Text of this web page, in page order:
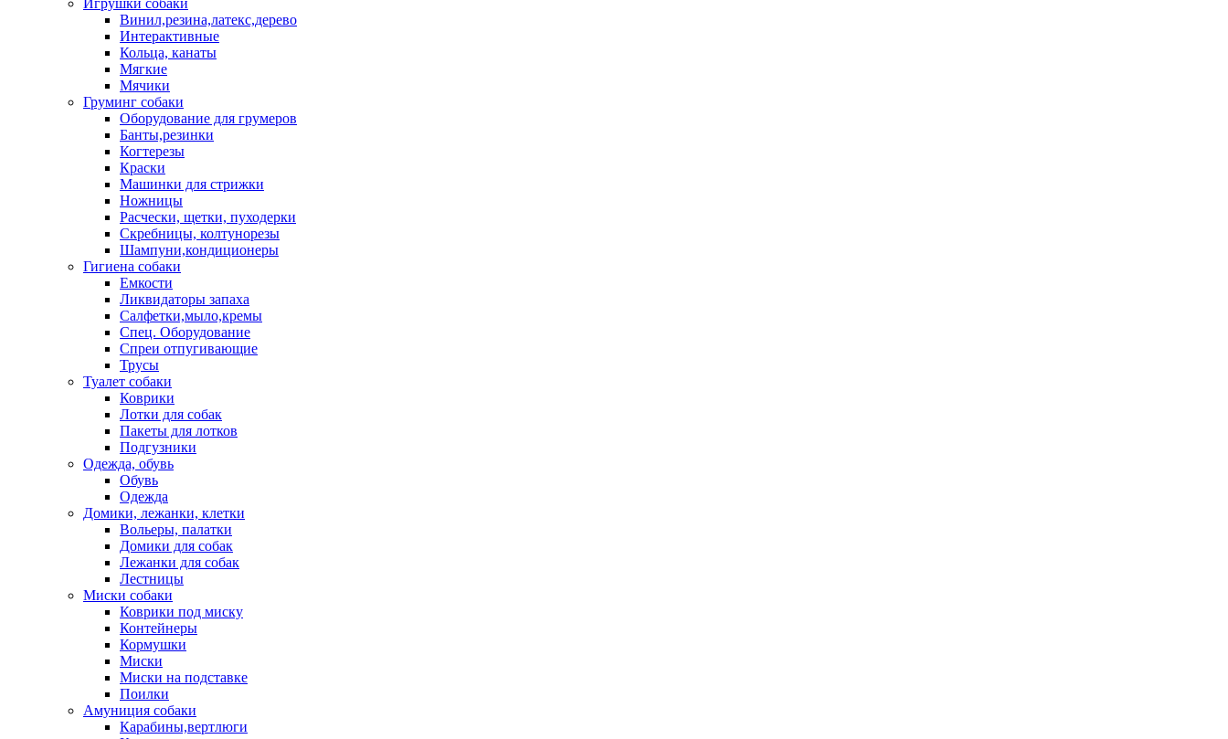
Игрушки собаки
Винил,резина,латекс,дерево
Интерактивные
Кольца, канаты
Мягкие
Мячики
Груминг собаки
Оборудование для грумеров
Банты,резинки
Когтерезы
Краски
Машинки для стрижки
Ножницы
Расчески, щетки, пуходерки
Скребницы, колтунорезы
Шампуни,кондиционеры
Гигиена собаки
Емкости
Ликвидаторы запаха
Салфетки,мыло,кремы
Спец. Оборудование
Спреи отпугивающие
Трусы
Туалет собаки
Коврики
Лотки для собак
Пакеты для лотков
Подгузники
Одежда, обувь
Обувь
Одежда
Домики, лежанки, клетки
Вольеры, палатки
Домики для собак
Лежанки для собак
Лестницы
Миски собаки
Коврики под миску
Контейнеры
Кормушки
Миски
Миски на подставке
Поилки
Амуниция собаки
Карабины,вертлюги